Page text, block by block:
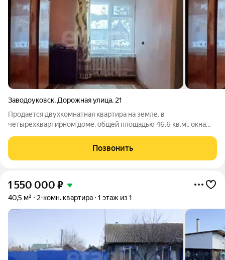
Заводоуковск, Дорожная улица, 21
Продается двухкомнатная квартира на земле, в
четырехквартирном доме, общей площадью 46,6 кв.м., окна
водоснабжение и отопление, есть небольшой выгреб, на улице
есть небольшой участок , баня и
Позвонить
1 550 000 ₽
40,5 м² 2-комн. квартира 1 этаж из 1